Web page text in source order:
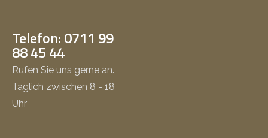
Telefon: 0711 99
88 45 44
Rufen Sie uns gerne an.
Täglich zwischen 8 - 18
Uhr